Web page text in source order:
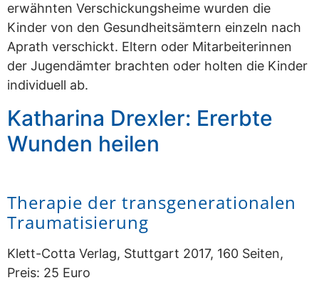
erwähnten Verschickungsheime wurden die
Kinder von den Gesundheitsämtern einzeln nach
Aprath verschickt. Eltern oder Mitarbeiterinnen
der Jugendämter brachten oder holten die Kinder
individuell ab.
Katharina Drexler: Ererbte
Wunden heilen
Therapie der transgenerationalen
Traumatisierung
Klett-Cotta Verlag, Stuttgart 2017, 160 Seiten,
Preis: 25 Euro